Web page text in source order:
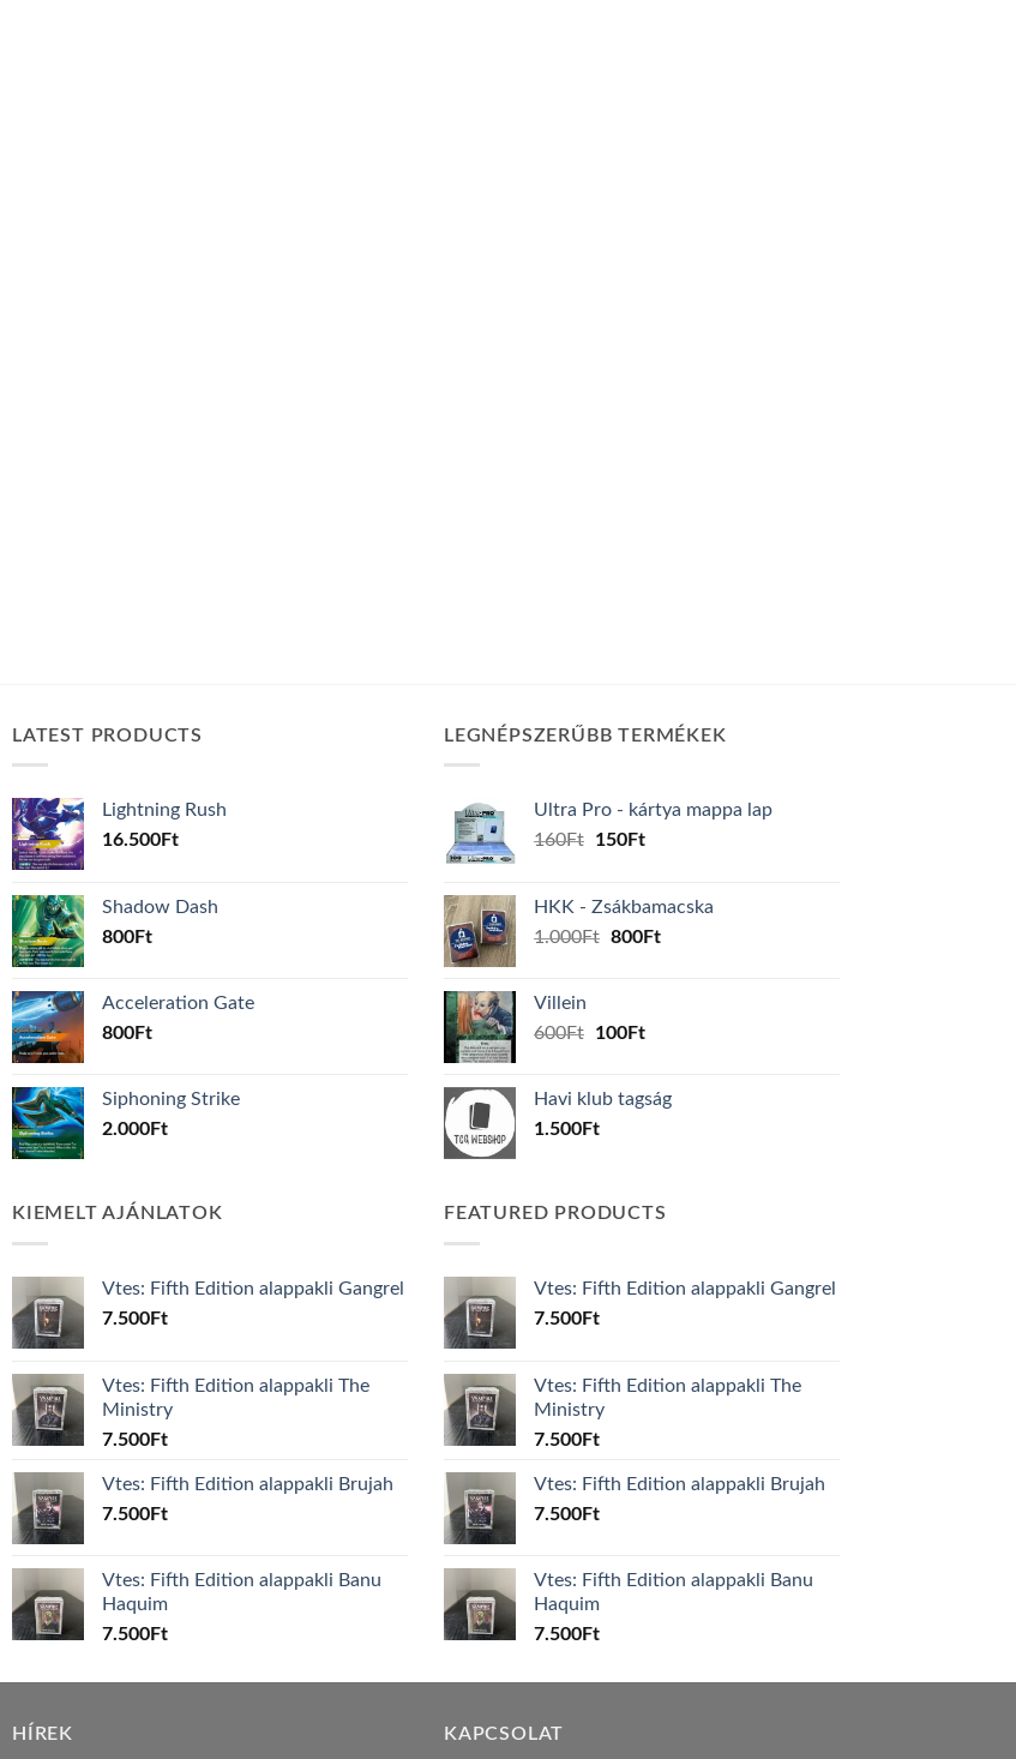
LATEST PRODUCTS
Lightning Rush
16.500Ft
Shadow Dash
800Ft
Acceleration Gate
800Ft
Siphoning Strike
2.000Ft
LEGNÉPSZERŰBB TERMÉKEK
Ultra Pro - kártya mappa lap
160Ft
Original
160Ft.
150FtCurrent
150Ft.
HKK - Zsákbamacska
1.000Ft Original
800FtCurrent
Villein
600Ft
Original
600Ft.
100FtCurrent
100Ft.
Havi klub tagság
1.500Ft
KIEMELT AJÁNLATOK
Vtes: Fifth Edition alappakli Gangrel
7.500Ft
Vtes: Fifth Edition alappakli The
Ministry
7.500Ft
Vtes: Fifth Edition alappakli Brujah
7.500Ft
Vtes: Fifth Edition alappakli Banu
Haquim
7.500Ft
FEATURED PRODUCTS
Vtes: Fifth Edition alappakli Gangrel
7.500Ft
Vtes: Fifth Edition alappakli The
Ministry
7.500Ft
Vtes: Fifth Edition alappakli Brujah
7.500Ft
Vtes: Fifth Edition alappakli Banu
Haquim
7.500Ft
HÍREK KAPCSOLAT